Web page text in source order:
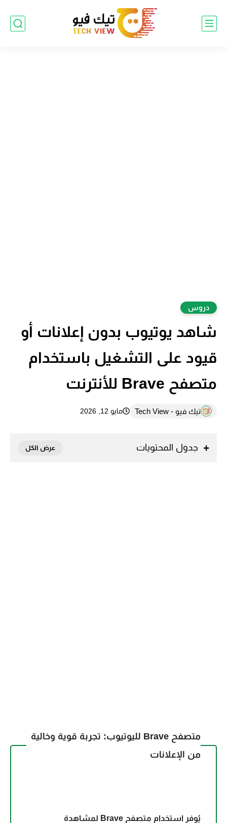
دروس
شاهد يوتيوب بدون إعلانات أو
قيود على التشغيل باستخدام
متصفح Brave للأنترنت
تيك فيو - Tech View مايو 12, 2026
جدول المحتويات
متصفح Brave لليوتيوب: تجربة قوية وخالية
من الإعلانات
يُوفر استخدام متصفح Brave لمشاهدة